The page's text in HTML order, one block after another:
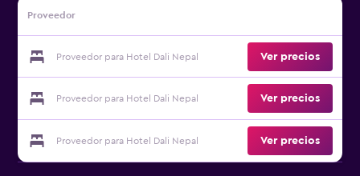
Proveedor
Proveedor para Hotel Dali Nepal Ver precios
Proveedor para Hotel Dali Nepal Ver precios
Proveedor para Hotel Dali Nepal Ver precios